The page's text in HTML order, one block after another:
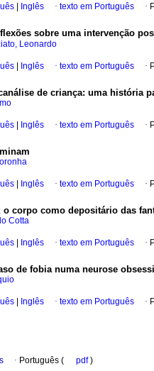
Inglês · texto em Português ·
sobre uma intervenção
Leonardo
Inglês · texto em Português ·
de criança: uma história
Inglês · texto em Português ·
Inglês · texto em Português ·
o corpo como depositário das
Cotta
Inglês · texto em Português ·
de fobia numa neurose
Inglês · texto em Português ·
· Português ( pdf)